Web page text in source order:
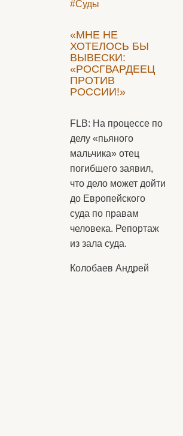
#Суды
«МНЕ НЕ
ХОТЕЛОСЬ БЫ
ВЫВЕСКИ:
«РОСГВАРДЕЕЦ
ПРОТИВ
РОССИИ!»
FLB: На процессе по
делу «пьяного
мальчика» отец
погибшего заявил,
что дело может дойти
до Европейского
суда по правам
человека. Репортаж
из зала суда.
Колобаев Андрей